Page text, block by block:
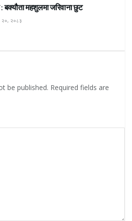
महशुलमा जरिवाना छुट
२०, २०८३
be published. Required fields are